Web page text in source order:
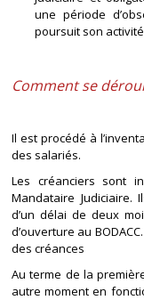
une période
poursuit son
Comment se
Il est procédé à
des salariés.
Les créanciers sont
Mandataire
d’un délai de deux
d’ouverture au
des créances
Au terme de la
autre moment en